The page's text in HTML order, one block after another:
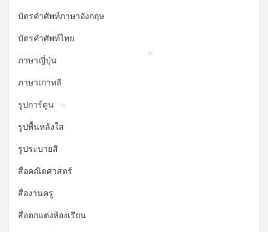
บัตรคำศัพท์ภาษาอังกฤษ
บัตรคำศัพท์ไทย
ภาษาญี่ปุ่น
ภาษาเกาหลี
รูปการ์ตูน
รูปพื้นหลังใส
รูประบายสี
สื่อคณิตศาสตร์
สื่องานครู
สื่อตกแต่งห้องเรียน